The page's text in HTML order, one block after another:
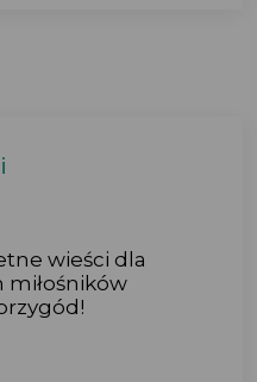
wieści dla
miłośników